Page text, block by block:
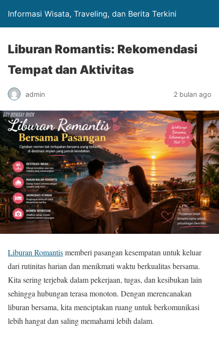
Informasi Wisata, Traveling, dan Berita Terkini
Liburan Romantis: Rekomendasi
Tempat dan Aktivitas
admin 2 bulan ago
Liburan Romantismemberi pasangan kesempatan untuk keluar
dari rutinitas harian dan menikmati waktu berkualitas bersama.
Kita sering terjebak dalam pekerjaan, tugas, dan kesibukan lain
sehingga hubungan terasa monoton. Dengan merencanakan
liburan bersama, kita menciptakan ruang untuk berkomunikasi
lebih hangat dan saling memahami lebih dalam.